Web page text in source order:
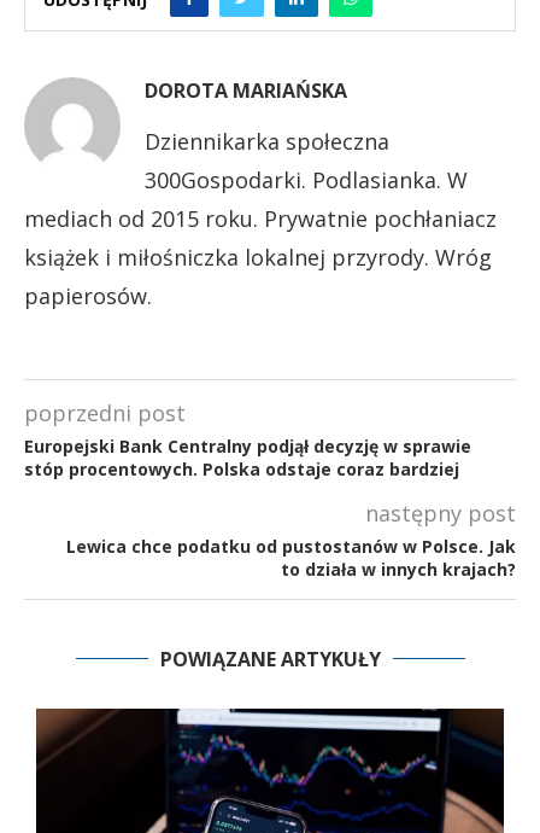
DOROTA MARIAŃSKA
Dziennikarka społeczna
300Gospodarki. Podlasianka. W
mediach od 2015 roku. Prywatnie pochłaniacz
książek i miłośniczka lokalnej przyrody. Wróg
papierosów.
poprzedni post
Europejski Bank Centralny podjął decyzję w sprawie
stóp procentowych. Polska odstaje coraz bardziej
następny post
Lewica chce podatku od pustostanów w Polsce. Jak
to działa w innych krajach?
POWIĄZANE ARTYKUŁY